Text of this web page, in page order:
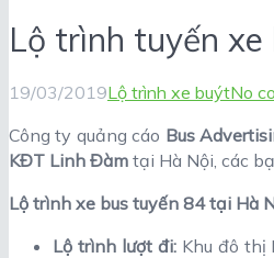
Lộ trình tuyến
19/03/2019Lộ trình xe buýtNo
Công ty quảng cáo Bus
KĐT Linh Đàm tại Hà Nội, các
Lộ trình xe bus tuyến 84 tại Hà
Lộ trình lượt đi: Khu đô thị